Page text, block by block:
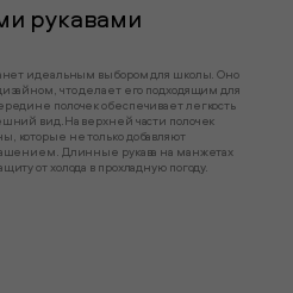
рукавами
идеальным выбором для школы. Оно
что делает его подходящим для
полочек обеспечивает легкость
вид.На верхней части полочек
которые не только добавляют
Длинные рукава на манжетах
от холода в прохладную погоду.